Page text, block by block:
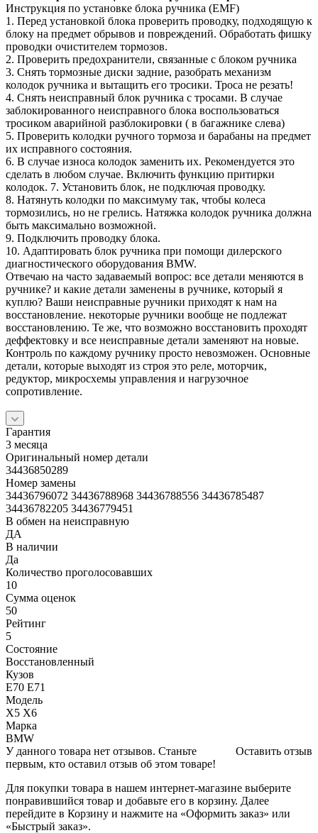
Инструкция по установке блока ручника (EMF)
1. Перед установкой блока проверить проводку, подходящую к
блоку на предмет обрывов и повреждений. Обработать фишку
проводки очистителем тормозов.
2. Проверить предохранители, связанные с блоком ручника
3. Снять тормозные диски задние, разобрать механизм
колодок ручника и вытащить его тросики. Троса не резать!
4. Снять неисправный блок ручника с тросами. В случае
заблокированного неисправного блока воспользоваться
тросиком аварийной разблокировки ( в багажнике слева)
5. Проверить колодки ручного тормоза и барабаны на предмет
их исправного состояния.
6. В случае износа колодок заменить их. Рекомендуется это
сделать в любом случае. Включить функцию притирки
колодок. 7. Установить блок, не подключая проводку.
8. Натянуть колодки по максимуму так, чтобы колеса
тормозились, но не грелись. Натяжка колодок ручника должна
быть максимально возможной.
9. Подключить проводку блока.
10. Адаптировать блок ручника при помощи дилерского
диагностического оборудования BMW.
Отвечаю на часто задаваемый вопрос: все детали меняются в
ручнике? и какие детали заменены в ручнике, который я
куплю? Ваши неисправные ручники приходят к нам на
восстановление. некоторые ручники вообще не подлежат
восстановлению. Те же, что возможно восстановить проходят
деффектовку и все неисправные детали заменяют на новые.
Контроль по каждому ручнику просто невозможен. Основные
детали, которые выходят из строя это реле, моторчик,
редуктор, микросхемы управления и нагрузочное
сопротивление.
Гарантия
3 месяца
Оригинальный номер детали
34436850289
Номер замены
34436796072 34436788968 34436788556 34436785487
34436782205 34436779451
В обмен на неисправную
ДА
В наличии
Да
Количество проголосовавших
10
Сумма оценок
50
Рейтинг
5
Состояние
Восстановленный
Кузов
Е70 Е71
Модель
Х5 Х6
Марка
BMW
Оставить отзыв
У данного товара нет отзывов. Станьте
первым, кто оставил отзыв об этом товаре!
Для покупки товара в нашем интернет-магазине выберите
понравившийся товар и добавьте его в корзину. Далее
перейдите в Корзину и нажмите на «Оформить заказ» или
«Быстрый заказ».